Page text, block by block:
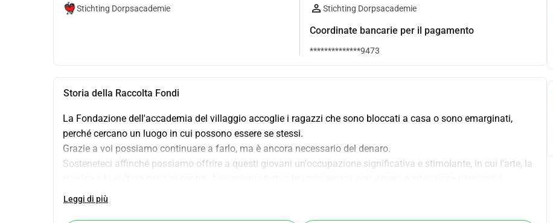
Stichting Dorpsacademie Stichting Dorpsacademie
Coordinate bancarie per il pagamento
**************9473
Storia della Raccolta Fondi
La Fondazione dell'accademia del villaggio accoglie i ragazzi che sono bloccati a casa o sono emarginati,
perché cercano un luogo in cui possono essere se stessi.
Grazie a voi possiamo continuare a farlo, ma è ancora necessario del denaro.
Sosteneteci affinché possiamo offrire a questi giovani un'occupazione significativa e stimolante, in cui l'arte, la
Leggi di più